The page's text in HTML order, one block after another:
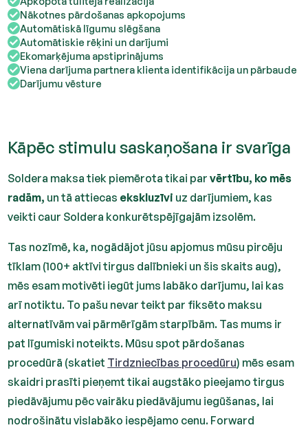
Nākotnes pārdošanas apkopojums
Automātiskā līgumu slēgšana
Automātiskie rēķini un darījumi
Ekomarķējuma apstiprinājums
Viena darījuma partnera klienta identifikācija un pārbaude
Darījumu vēsture
Kāpēc stimulu saskaņošana ir svarīga
Soldera maksa tiek piemērota tikai parvērtību, ko mēs
radām, un tā attiecas ekskluzīvi uz darījumiem, kas
veikti caur Soldera konkurētspējīgajām izsolēm.
Tas nozīmē, ka, nogādājot jūsu apjomus mūsu pircēju
tīklam (100+ aktīvi tirgus dalībnieki un šis skaits aug),
mēs esam motivēti iegūt jums labāko darījumu, lai kas
arī notiktu. To pašu nevar teikt par fiksēto maksu
alternatīvām vai pārmērīgām starpībām. Tas mums ir
pat līgumiski noteikts. Mūsu spot pārdošanas
procedūrā (skatiet Tirdzniecības procedūru) mēs esam
skaidri prasīti pieņemt tikai augstāko pieejamo tirgus
piedāvājumu pēc vairāku piedāvājumu iegūšanas, lai
nodrošinātu vislabāko iespējamo cenu. Forward